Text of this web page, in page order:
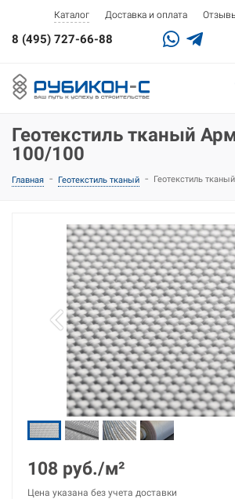
Каталог Доставка и оплата
8 (495) 727-66-88
Геотекстиль тканый
100/100
Главная - Геотекстиль тканый - Геотекстиль
108 руб./м²
Цена указана без учета доставки